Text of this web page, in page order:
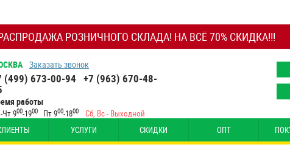
РОЗНИЧНОГО СКЛАДА! НА ВСЁ 70% СКИДКА!!!
Заказать звонок
(499) 673-00-94 +7 (963) 670-48-
работы
Чт 900-1900 Пт 900-1800 Сб, Вс - Выходной
УСЛУГИ СКИДКИ ОПТ